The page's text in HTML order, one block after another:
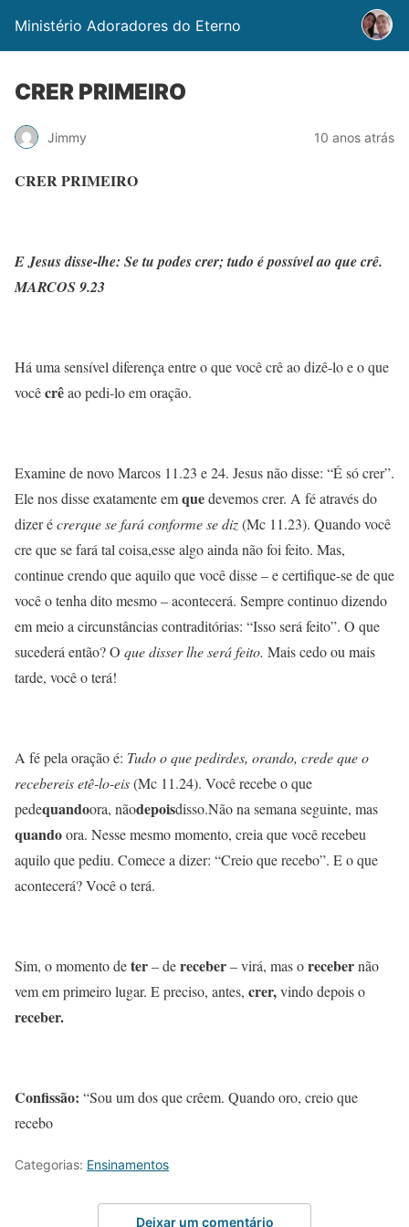
Ministério Adoradores do Eterno
CRER PRIMEIRO
Jimmy 10 anos atrás
CRER PRIMEIRO
E Jesus disse-lhe: Se tu podes crer; tudo é possível ao que crê.
MARCOS 9.23
Há uma sensível diferença entre o que você crê ao dizê-lo e o que
vocêcrêao pedi-lo em oração.
Examine de novo Marcos 11.23 e 24. Jesus não disse: “É só crer”.
Ele nos disse exatamente emquedevemos crer. A fé através do
dizer écrerque se fará conforme se diz(Mc 11.23). Quando você
cre que se fará tal coisa,esse algo ainda não foi feito. Mas,
continue crendo que aquilo que você disse – e certifique-se de que
você o tenha dito mesmo – acontecerá. Sempre continuo dizendo
em meio a circunstâncias contraditórias: “Isso será feito”. O que
sucederá então? O que disser lhe será feito. Mais cedo ou mais
tarde, você o terá!
A fé pela oração é: Tudo o que pedirdes, orando, crede que o
recebereis etê-lo-eis(Mc 11.24). Você recebe o que
pedequandoora, nãodepoisdisso.Não na semana seguinte, mas
quandoora. Nesse mesmo momento, creia que você recebeu
aquilo que pediu. Comece a dizer: “Creio que recebo”. E o que
acontecerá? Você o terá.
Sim, o momento deter– dereceber– virá, mas orecebernão
vem em primeiro lugar. E preciso, antes, crer,vindo depois o
receber.
Confissão: “Sou um dos que crêem. Quando oro, creio que
recebo
Categorias: Ensinamentos
Deixar um comentário